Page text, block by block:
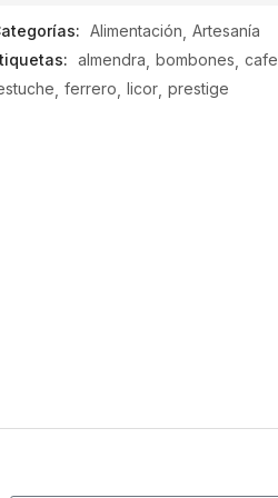
Alimentación Artesanía
almendra bombones cafe
ferrero licor prestige